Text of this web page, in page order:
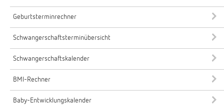
Geburtsterminrechner
Schwangerschaftsterminübersicht
Schwangerschaftskalender
BMI-Rechner
Baby-Entwicklungskalender